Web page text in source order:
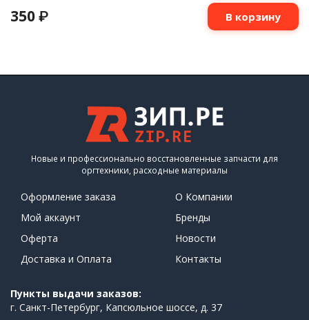
350 ₽ В корзину
Новые и профессионально восстановленные запчасти для
оргтехники, расходные материалы
Оформление заказа
Мой аккаунт
Оферта
Доставка и Оплата
О Компании
Бренды
Новости
Контакты
Пункты выдачи заказов:
г. Санкт-Петербург, Капсюльное шоссе, д. 37